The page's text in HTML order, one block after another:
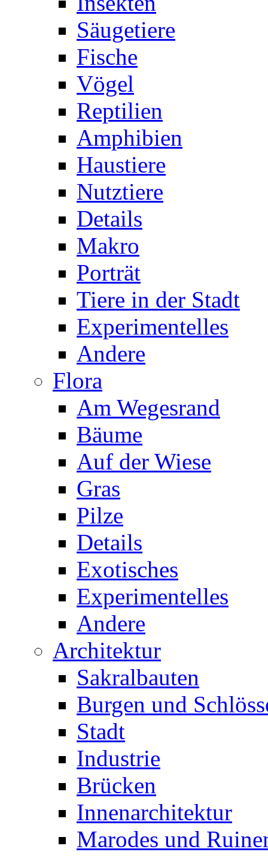
Säugetiere
Fische
Vögel
Reptilien
Amphibien
Haustiere
Nutztiere
Details
Makro
Porträt
Tiere in der Stadt
Experimentelles
Andere
Flora
Am Wegesrand
Bäume
Auf der Wiese
Gras
Pilze
Details
Exotisches
Experimentelles
Andere
Architektur
Sakralbauten
Burgen und
Stadt
Industrie
Brücken
Innenarchitektur
Marodes und